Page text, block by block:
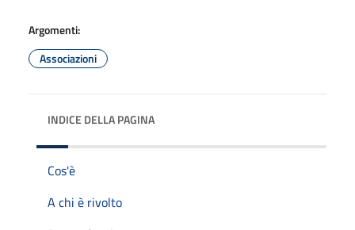
Argomenti:
Associazioni
INDICE DELLA PAGINA
Cos'è
A chi è rivolto